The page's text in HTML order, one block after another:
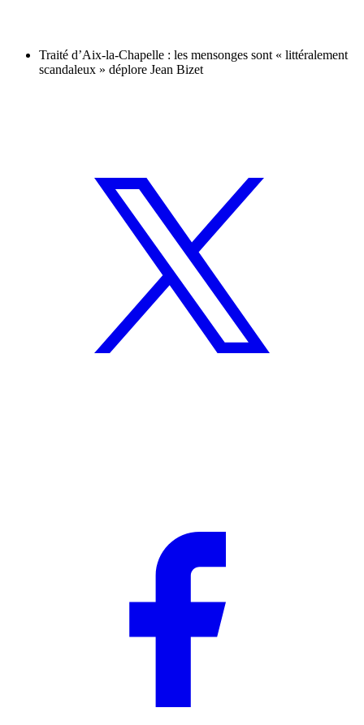
Traité d’Aix-la-Chapelle : les mensonges sont « littéralement
scandaleux » déplore Jean Bizet